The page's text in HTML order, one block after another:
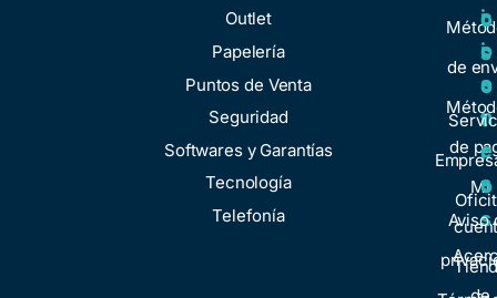
Outlet
Papelería
Puntos de Venta
Seguridad
Softwares y Garantías
Tecnología
Telefonía
de
de
Mi
o
s
o
t
r
o
s
c
i
o
n
e
s
Aviso
i
o
s